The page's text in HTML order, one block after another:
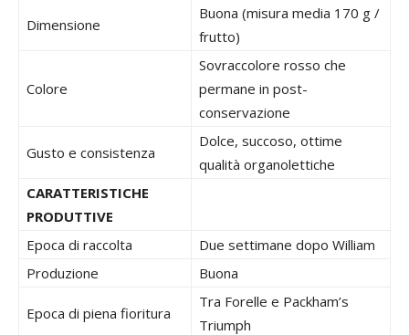
Dimensione
Buona (misura media 170 g /
frutto)
Colore
Sovraccolore rosso che
permane in post-
conservazione
Gusto e consistenza
Dolce, succoso, ottime
qualità organolettiche
CARATTERISTICHE
PRODUTTIVE
Epoca di raccolta
Due settimane dopo William
Produzione
Buona
Epoca di piena fioritura
Tra Forelle e Packham’s
Triumph